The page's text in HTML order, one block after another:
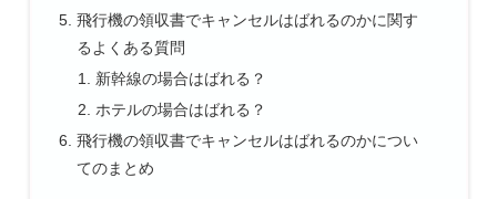
飛行機の領収書でキャンセルはばれるのかに関す
るよくある質問
新幹線の場合はばれる？
ホテルの場合はばれる？
飛行機の領収書でキャンセルはばれるのかについ
てのまとめ